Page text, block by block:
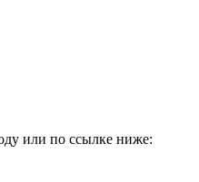
или по ссылке ниже: